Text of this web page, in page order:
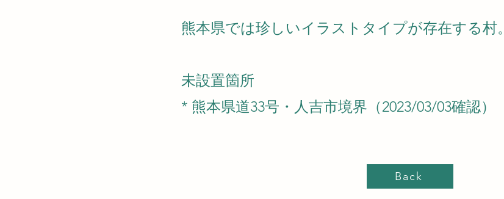
熊本県では珍しいイラストタイプが存在する村。
未設置箇所
* 熊本県道33号・人吉市境界（2023/03/03確認）
Back